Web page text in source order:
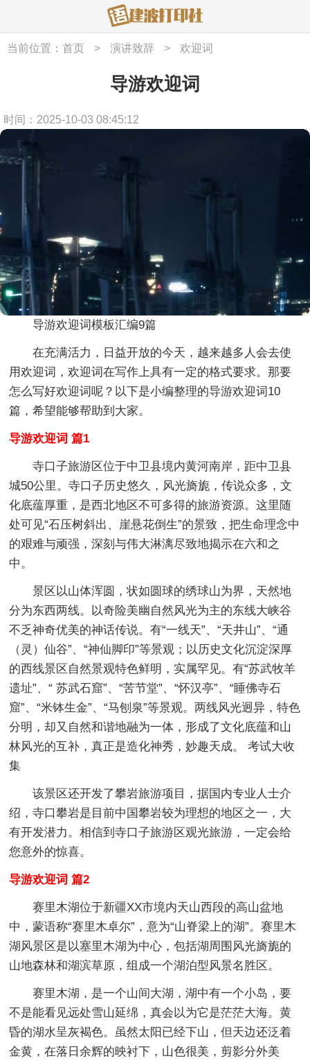
当前位置： 首页 > 演讲致辞 > 欢迎词
导游欢迎词
时间：2025-10-03 08:45:12
导游欢迎词模板汇编9篇
在充满活力，日益开放的今天，越来越多人会去使
用欢迎词，欢迎词在写作上具有一定的格式要求。那要
怎么写好欢迎词呢？以下是小编整理的导游欢迎词10
篇，希望能够帮助到大家。
导游欢迎词 篇1
寺口子旅游区位于中卫县境内黄河南岸，距中卫县
城50公里。寺口子历史悠久，风光旖旎，传说众多，文
化底蕴厚重，是西北地区不可多得的旅游资源。这里随
处可见“石压树斜出、崖悬花倒生”的景致，把生命理念中
的艰难与顽强，深刻与伟大淋漓尽致地揭示在六和之
中。
景区以山体浑圆，状如圆球的绣球山为界，天然地
分为东西两线。以奇险美幽自然风光为主的东线大峡谷
不乏神奇优美的神话传说。有“一线天”、“天井山”、“通
（灵）仙谷”、“神仙脚印”等景观；以历史文化沉淀深厚
的西线景区自然景观特色鲜明，实属罕见。有“苏武牧羊
遗址”、“ 苏武石窟”、“苦节堂”、“怀汉亭”、“睡佛寺石
窟”、“米钵生金”、“马刨泉”等景观。两线风光迥异，特色
分明，却又自然和谐地融为一体，形成了文化底蕴和山
林风光的互补，真正是造化神秀，妙趣天成。 考试大收
集
该景区还开发了攀岩旅游项目，据国内专业人士介
绍，寺口攀岩是目前中国攀岩较为理想的地区之一，大
有开发潜力。相信到寺口子旅游区观光旅游，一定会给
您意外的惊喜。
导游欢迎词 篇2
赛里木湖位于新疆XX市境内天山西段的高山盆地
中，蒙语称“赛里木卓尔”，意为“山脊梁上的湖”。赛里木
湖风景区是以塞里木湖为中心，包括湖周围风光旖旎的
山地森林和湖滨草原，组成一个湖泊型风景名胜区。
赛里木湖，是一个山间大湖，湖中有一个小岛，要
不是能看见远处雪山延绵，真会以为它是茫茫大海。黄
昏的湖水呈灰褐色。虽然太阳已经下山，但天边还泛着
金黄，在落日余辉的映衬下，山色很美，剪影分外美